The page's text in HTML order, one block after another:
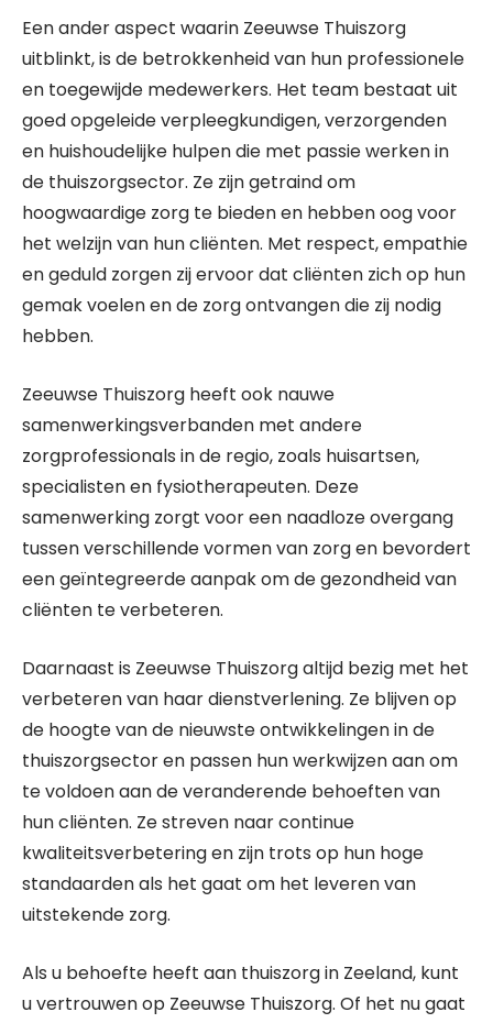
Een ander aspect waarin Zeeuwse Thuiszorg
uitblinkt, is de betrokkenheid van hun professionele
en toegewijde medewerkers. Het team bestaat uit
goed opgeleide verpleegkundigen, verzorgenden
en huishoudelijke hulpen die met passie werken in
de thuiszorgsector. Ze zijn getraind om
hoogwaardige zorg te bieden en hebben oog voor
het welzijn van hun cliënten. Met respect, empathie
en geduld zorgen zij ervoor dat cliënten zich op hun
gemak voelen en de zorg ontvangen die zij nodig
hebben.
Zeeuwse Thuiszorg heeft ook nauwe
samenwerkingsverbanden met andere
zorgprofessionals in de regio, zoals huisartsen,
specialisten en fysiotherapeuten. Deze
samenwerking zorgt voor een naadloze overgang
tussen verschillende vormen van zorg en bevordert
een geïntegreerde aanpak om de gezondheid van
cliënten te verbeteren.
Daarnaast is Zeeuwse Thuiszorg altijd bezig met het
verbeteren van haar dienstverlening. Ze blijven op
de hoogte van de nieuwste ontwikkelingen in de
thuiszorgsector en passen hun werkwijzen aan om
te voldoen aan de veranderende behoeften van
hun cliënten. Ze streven naar continue
kwaliteitsverbetering en zijn trots op hun hoge
standaarden als het gaat om het leveren van
uitstekende zorg.
Als u behoefte heeft aan thuiszorg in Zeeland, kunt
u vertrouwen op Zeeuwse Thuiszorg. Of het nu gaat